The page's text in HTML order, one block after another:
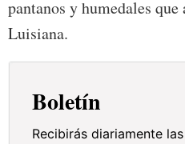
pantanos y humedales
Luisiana.
Boletín
Recibirás diariamente